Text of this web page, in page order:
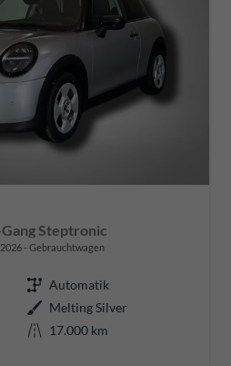
Steptronic
Gebrauchtwagen
Automatik
Melting Silver
17.000 km